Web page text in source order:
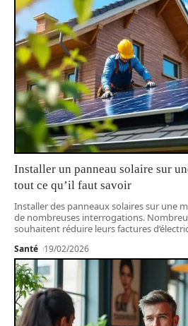
Installer un panneau solaire sur
tout ce qu’il faut savoir
Installer des panneaux solaires sur une
de nombreuses interrogations.
souhaitent réduire leurs factures
Santé 19/02/2026